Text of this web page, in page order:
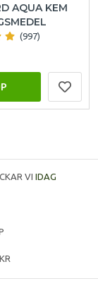
AQUA KEM
(997)
VI IDAG